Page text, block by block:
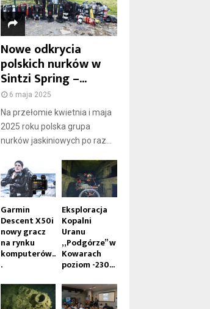
Nowe odkrycia
polskich nurków w
Sintzi Spring –...
6 maja 2025
Na przełomie kwietnia i maja
2025 roku polska grupa
nurków jaskiniowych po raz...
Garmin
Descent X50i
nowy gracz
na rynku
komputerów..
.
Eksploracja
Kopalni
Uranu
„Podgórze” w
Kowarach
poziom -230...